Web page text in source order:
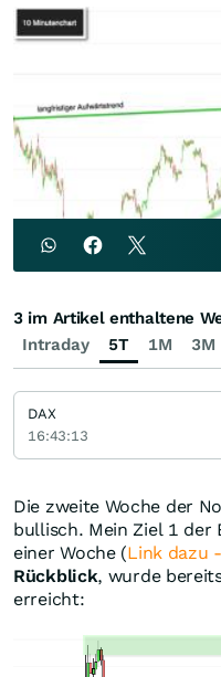
Die zweite Woche der
bullisch. Mein Ziel 1 der
einer Woche (Link dazu
Rückblick, wurde
erreicht:
Intraday 5T 1M 3M
3 im Artikel enthaltene
DAX
16:43:13